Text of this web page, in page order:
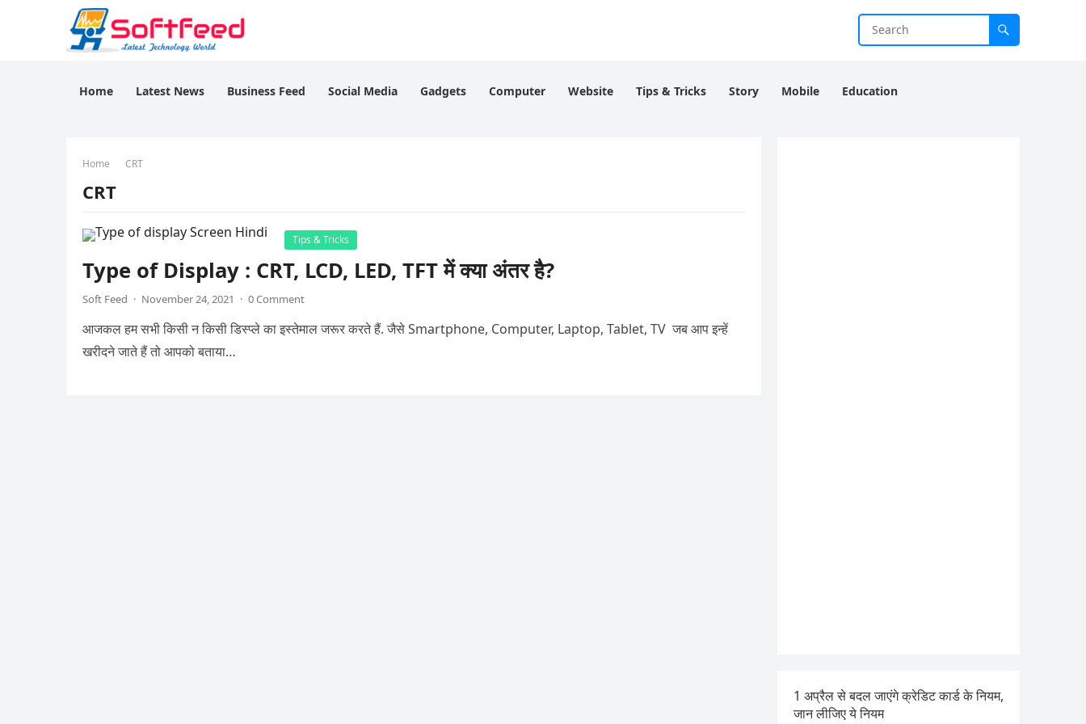
Home Latest News Business Feed Social Media Gadgets Computer Website Tips & Tricks Story Mobile Education
Home CRT
CRT
Tips & Tricks
Type of Display : CRT, LCD, LED, TFT में क्या अंतर है?
Soft Feed · November 24, 2021 · 0 Comment
आजकल हम सभी किसी न किसी डिस्प्ले का इस्तेमाल जरूर करते हैं. जैसे Smartphone, Computer, Laptop, Tablet, TV जब आप इन्हें
खरीदने जाते हैं तो आपको बताया…
1 अप्रैल से बदल जाएंगे क्रेडिट कार्ड के नियम,
जान लीजिए ये नियम